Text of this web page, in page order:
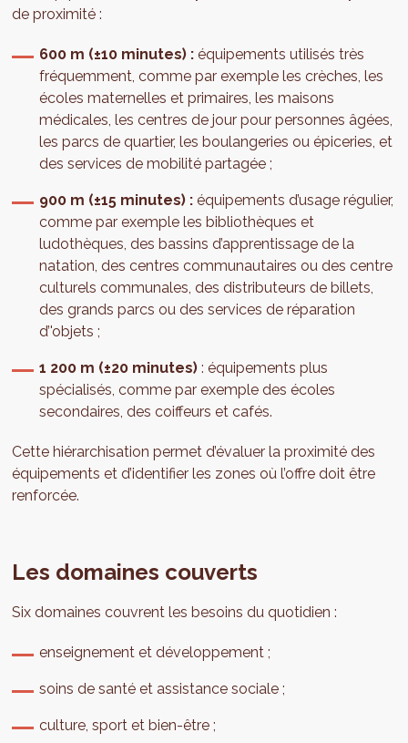
de proximité :
600 m (±10 minutes) : équipements utilisés très
fréquemment, comme par exemple les crèches, les
écoles maternelles et primaires, les maisons
médicales, les centres de jour pour personnes âgées,
les parcs de quartier, les boulangeries ou épiceries, et
des services de mobilité partagée ;
900 m (±15 minutes) : équipements d’usage régulier,
comme par exemple les bibliothèques et
ludothèques, des bassins d’apprentissage de la
natation, des centres communautaires ou des centre
culturels communales, des distributeurs de billets,
des grands parcs ou des services de réparation
d’'objets ;
1 200 m (±20 minutes) : équipements plus
spécialisés, comme par exemple des écoles
secondaires, des coiffeurs et cafés.
Cette hiérarchisation permet d’évaluer la proximité des
équipements et d’identifier les zones où l’offre doit être
renforcée.
Les domaines couverts
Six domaines couvrent les besoins du quotidien :
enseignement et développement ;
soins de santé et assistance sociale ;
culture, sport et bien-être ;